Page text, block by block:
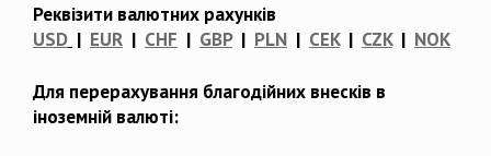
Реквізити валютних рахунків
USD | EUR | CHF | GBP| PLN | CEK| CZK| NOK
Для перерахування благодійних внесків в
іноземній валюті: